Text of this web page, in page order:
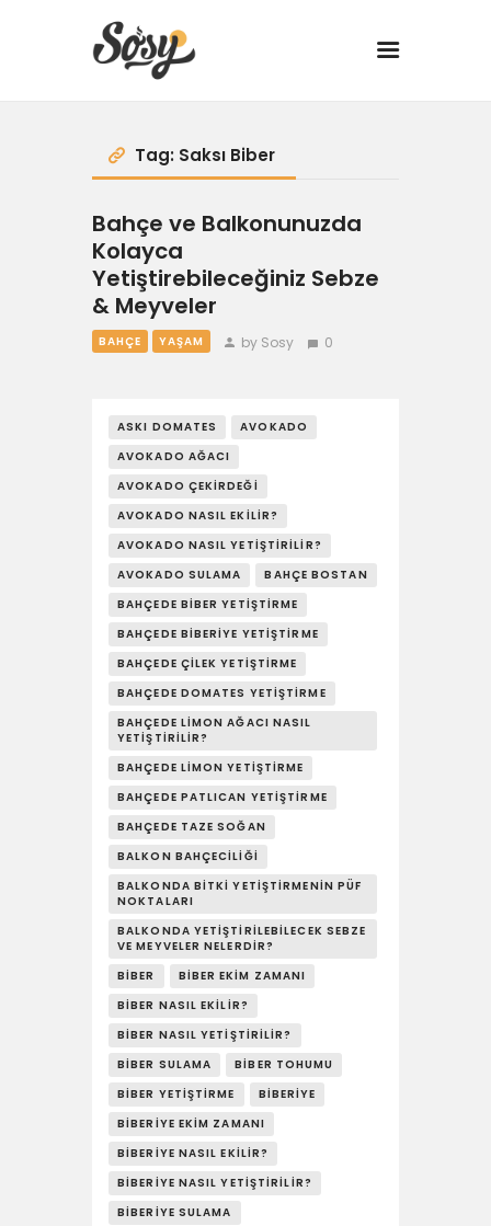
TARİFLER
MANGAL
YANCI
BBQ 101
YAŞAM
SOSY’LE!
Tag: Saksı Biber
Bahçe ve Balkonunuzda
Kolayca
Yetiştirebileceğiniz Sebze
& Meyveler
BAHÇE YAŞAM by Sosy 0
ASKI DOMATES
AVOKADO
AVOKADO AĞACI
AVOKADO ÇEKIRDEĞI
AVOKADO NASIL EKILIR?
AVOKADO NASIL YETIŞTIRILIR?
AVOKADO SULAMA
BAHÇE BOSTAN
BAHÇEDE BIBER YETIŞTIRME
BAHÇEDE BIBERIYE YETIŞTIRME
BAHÇEDE ÇILEK YETIŞTIRME
BAHÇEDE DOMATES YETIŞTIRME
BAHÇEDE LIMON AĞACI NASIL
YETIŞTIRILIR?
BAHÇEDE LIMON YETIŞTIRME
BAHÇEDE PATLICAN YETIŞTIRME
BAHÇEDE TAZE SOĞAN
BALKON BAHÇECILIĞI
BALKONDA BITKI YETIŞTIRMENIN PÜF
NOKTALARI
BALKONDA YETIŞTIRILEBILECEK SEBZE
VE MEYVELER NELERDIR?
BIBER
BIBER EKIM ZAMANI
BIBER NASIL EKILIR?
BIBER NASIL YETIŞTIRILIR?
BIBER SULAMA
BIBER TOHUMU
BIBER YETIŞTIRME
BIBERIYE
BIBERIYE EKIM ZAMANI
BIBERIYE NASIL EKILIR?
BIBERIYE NASIL YETIŞTIRILIR?
BIBERIYE SULAMA